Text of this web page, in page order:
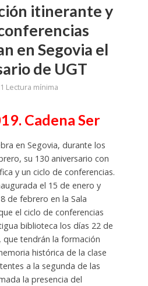
itinerante y
en Segovia el
de UGT
1 Lectura mínima
Cadena Ser
en Segovia, durante los
su 130 aniversario con
y un ciclo de conferencias.
el 15 de enero y
de febrero en la Sala
el ciclo de conferencias
biblioteca los días 22 de
tendrán la formación
histórica de la clase
a la segunda de las
la presencia del